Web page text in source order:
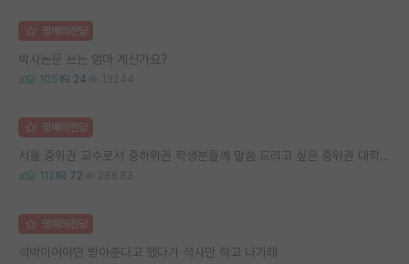
명예의전당
박사논문 쓰는 엄마 계신가요?
105 24 13244
명예의전당
서울 중위권 교수로서 중하위권 학생분들께 말씀 드리고 싶은 중위권 대학 연구실의 강점
112 72 28633
명예의전당
석박이어야만 받아준다고 했다가 석사만 하고 나가래